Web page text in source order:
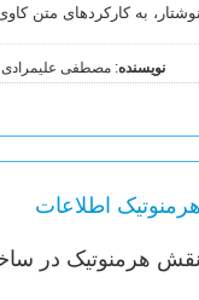
نوشتار، به کارکردهای متن
نویسنده: مصطفی
هرمنوتیک اطلاعات
نقش هرمنوتیک در